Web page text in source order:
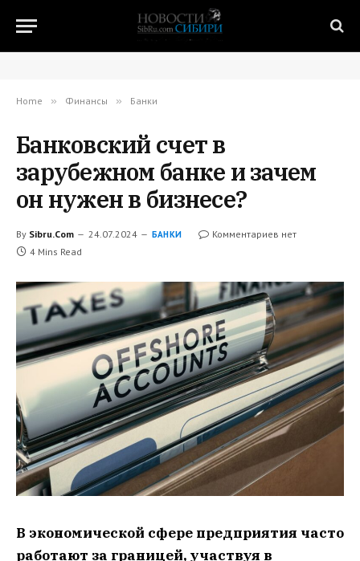
Home » Финансы » Банки
Банковский счет в
зарубежном банке и зачем
он нужен в бизнесе?
By Sibru.Com 24.07.2024 БАНКИ
Комментариев нет
4 Mins Read
В экономической сфере предприятия часто
работают за границей, участвуя в